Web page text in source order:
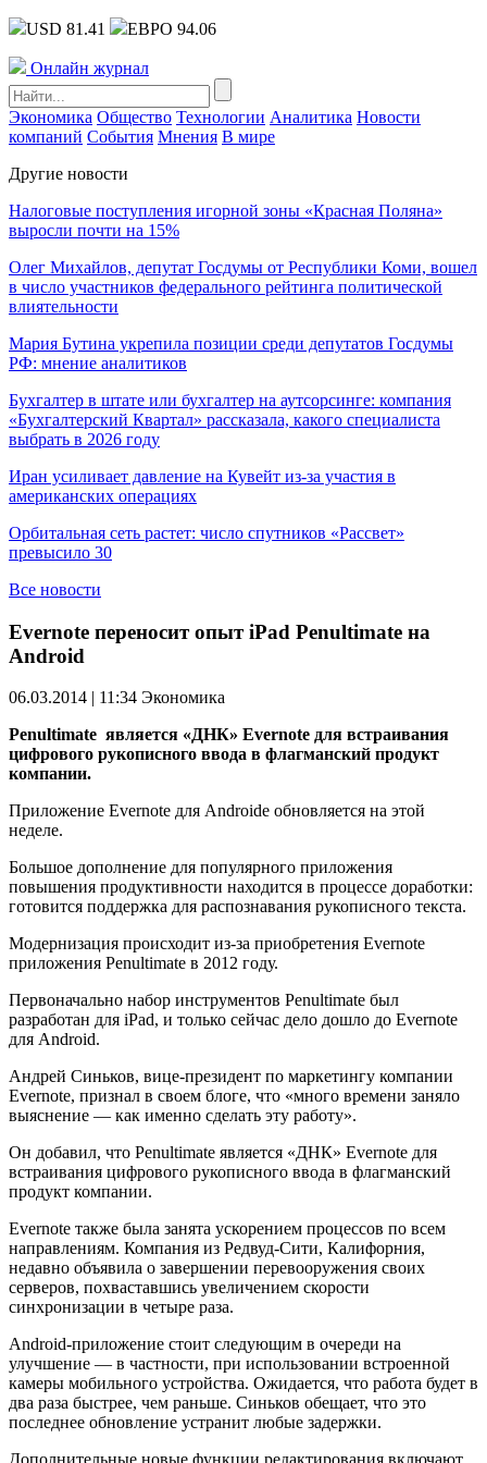
USD 81.41 ЕВРО 94.06
Онлайн журнал
Экономика Общество Технологии Аналитика Новости
компаний События Мнения В мире
Другие новости
Налоговые поступления игорной зоны «Красная Поляна»
выросли почти на 15%
Олег Михайлов, депутат Госдумы от Республики Коми, вошел
в число участников федерального рейтинга политической
влиятельности
Мария Бутина укрепила позиции среди депутатов Госдумы
РФ: мнение аналитиков
Бухгалтер в штате или бухгалтер на аутсорсинге: компания
«Бухгалтерский Квартал» рассказала, какого специалиста
выбрать в 2026 году
Иран усиливает давление на Кувейт из-за участия в
американских операциях
Орбитальная сеть растет: число спутников «Рассвет»
превысило 30
Все новости
Evernote переносит опыт iPad Penultimate на
Android
06.03.2014 | 11:34 Экономика
Penultimate является «ДНК» Evernote для встраивания
цифрового рукописного ввода в флагманский продукт
компании.
Приложение Evernote для Androidе обновляется на этой
неделе.
Большое дополнение для популярного приложения
повышения продуктивности находится в процессе доработки:
готовится поддержка для распознавания рукописного текста.
Модернизация происходит из-за приобретения Evernote
приложения Penultimate в 2012 году.
Первоначально набор инструментов Penultimate был
разработан для iPad, и только сейчас дело дошло до Evernote
для Android.
Андрей Синьков, вице-президент по маркетингу компании
Evernote, признал в своем блоге, что «много времени заняло
выяснение — как именно сделать эту работу».
Он добавил, что Penultimate является «ДНК» Evernote для
встраивания цифрового рукописного ввода в флагманский
продукт компании.
Evernote также была занята ускорением процессов по всем
направлениям. Компания из Редвуд-Сити, Калифорния,
недавно объявила о завершении перевооружения своих
серверов, похваставшись увеличением скорости
синхронизации в четыре раза.
Android-приложение стоит следующим в очереди на
улучшение — в частности, при использовании встроенной
камеры мобильного устройства. Ожидается, что работа будет в
два раза быстрее, чем раньше. Синьков обещает, что это
последнее обновление устранит любые задержки.